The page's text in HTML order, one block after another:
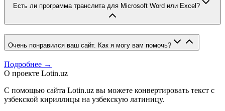
Есть ли программа транслита для Microsoft Word или Excel?
Очень понравился ваш сайт. Как я могу вам помочь?
Подробнее →
О проекте Lotin.uz
С помощью сайта Lotin.uz вы можете конвертировать текст с
узбекской кириллицы на узбекскую латиницу.